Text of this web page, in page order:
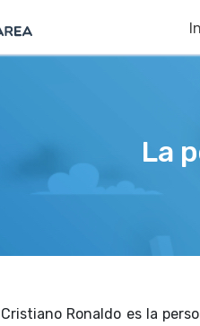
La
Cristiano Ronaldo es la